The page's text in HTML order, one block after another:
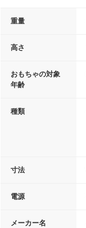
重量
高さ
おもちゃの対象
年齢
種類
寸法
電源
メーカー名